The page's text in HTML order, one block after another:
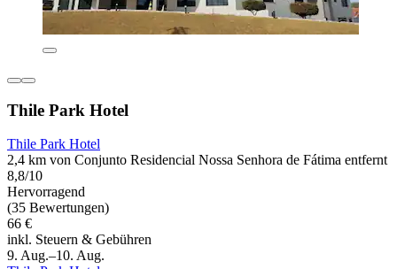
Thile Park Hotel
Thile Park Hotel
2,4 km von Conjunto Residencial Nossa Senhora de Fátima entfernt
8,8/10
Hervorragend
(35 Bewertungen)
66 €
inkl. Steuern & Gebühren
9. Aug.–10. Aug.